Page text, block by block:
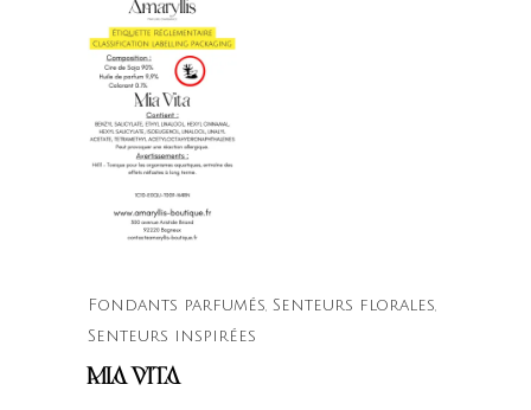
Fondants parfumés Senteurs florales
Senteurs inspirées
MIA VITA